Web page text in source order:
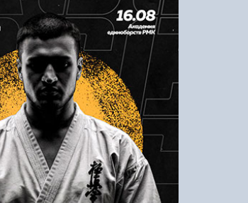
Войти
Напомнить пароль